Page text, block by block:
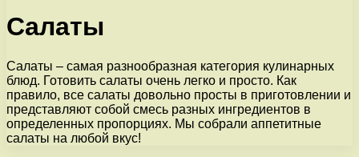
Салаты
Салаты – самая разнообразная категория кулинарных
блюд. Готовить салаты очень легко и просто. Как
правило, все салаты довольно просты в приготовлении и
представляют собой смесь разных ингредиентов в
определенных пропорциях. Мы собрали аппетитные
салаты на любой вкус!